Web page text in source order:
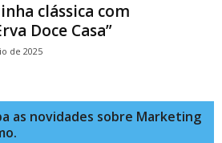
clássica com
Doce Casa”
de 2025
as novidades sobre Marketing